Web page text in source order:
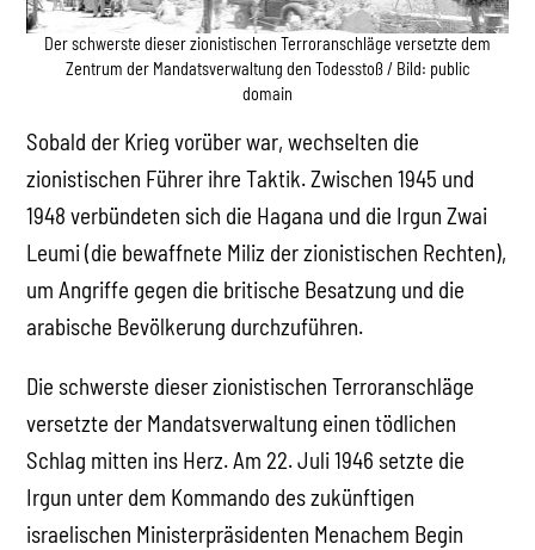
Der schwerste dieser zionistischen Terroranschläge versetzte dem
Zentrum der Mandatsverwaltung den Todesstoß / Bild: public
domain
Sobald der Krieg vorüber war, wechselten die
zionistischen Führer ihre Taktik. Zwischen 1945 und
1948 verbündeten sich die Hagana und die Irgun Zwai
Leumi (die bewaffnete Miliz der zionistischen Rechten),
um Angriffe gegen die britische Besatzung und die
arabische Bevölkerung durchzuführen.
Die schwerste dieser zionistischen Terroranschläge
versetzte der Mandatsverwaltung einen tödlichen
Schlag mitten ins Herz. Am 22. Juli 1946 setzte die
Irgun unter dem Kommando des zukünftigen
israelischen Ministerpräsidenten Menachem Begin